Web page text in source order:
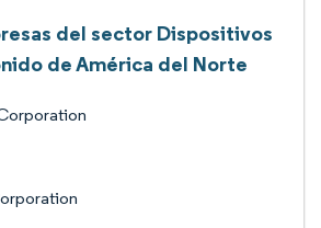
del sector Dispositivos
de América del Norte